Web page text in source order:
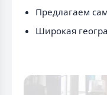
Предлагаем
Широкая